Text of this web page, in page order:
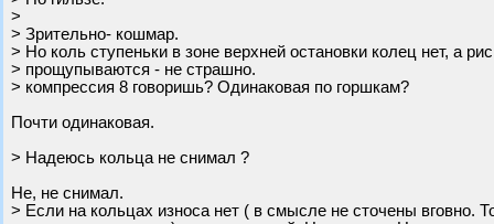
>
> Зрительно- кошмар.
> Но коль ступеньки в зоне верхней остановки колец нет, а
> прощупываются - не страшно.
> компрессия 8 говоришь? Одинаковая по горшкам?
Почти одинаковая.
> Надеюсь кольца не снимал ?
Не, не снимал.
> Если на кольцах износа нет ( в смысле не сточены вговно.